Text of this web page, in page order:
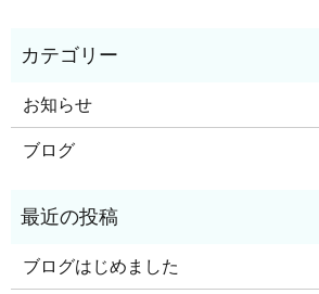
お知らせ
ブログ
ブログはじめました